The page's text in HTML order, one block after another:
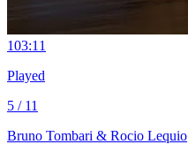
103:11
Played
5 / 11
Bruno Tombari & Rocio Lequio